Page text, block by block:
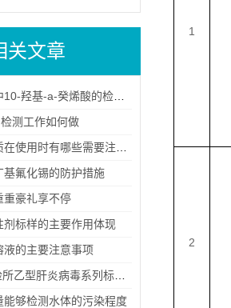
关文章
测工作如何做
基氟化锡的防护措施
重豪礼享不停
剂标样的主要作用体现
液的主要注意事项
能够检测水体的污染程度
1
2